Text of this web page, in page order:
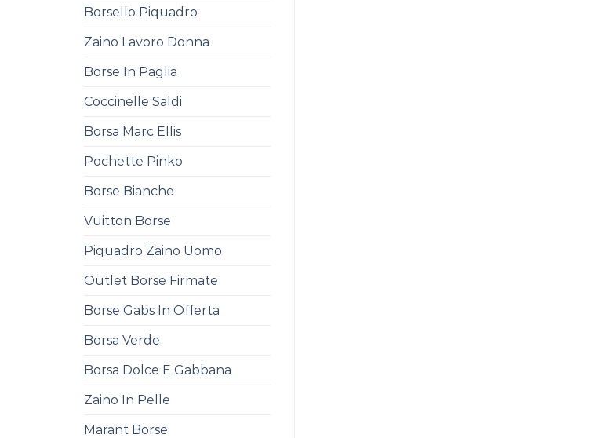
Borsello Piquadro
Zaino Lavoro Donna
Borse In Paglia
Coccinelle Saldi
Borsa Marc Ellis
Pochette Pinko
Borse Bianche
Vuitton Borse
Piquadro Zaino Uomo
Outlet Borse Firmate
Borse Gabs In Offerta
Borsa Verde
Borsa Dolce E Gabbana
Zaino In Pelle
Marant Borse